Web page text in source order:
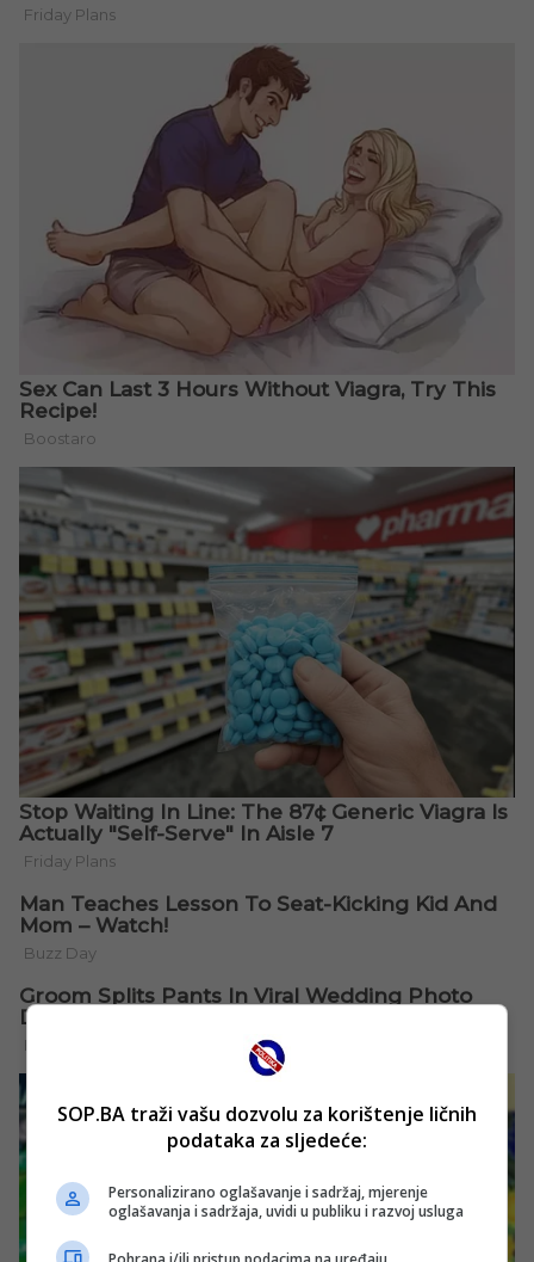
SOP.BA traži vašu dozvolu za korištenje ličnih
podataka za sljedeće:
Personalizirano oglašavanje i sadržaj, mjerenje
oglašavanja i sadržaja, uvidi u publiku i razvoj usluga